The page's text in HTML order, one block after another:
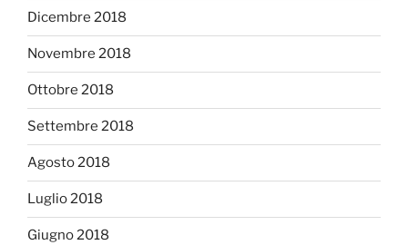
Dicembre 2018
Novembre 2018
Ottobre 2018
Settembre 2018
Agosto 2018
Luglio 2018
Giugno 2018